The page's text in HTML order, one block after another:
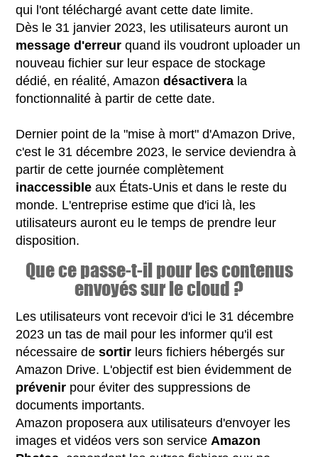
qui l'ont téléchargé avant cette date limite.
Dès le 31 janvier 2023, les utilisateurs auront un
message d'erreur quand ils voudront uploader un
nouveau fichier sur leur espace de stockage
dédié, en réalité, Amazondésactivera la
fonctionnalité à partir de cette date.
Dernier point de la "mise à mort" d'Amazon Drive,
c'est le 31 décembre 2023, le service deviendra à
partir de cette journée complètement
inaccessible aux États-Unis et dans le reste du
monde. L'entreprise estime que d'ici là, les
utilisateurs auront eu le temps de prendre leur
disposition.
Que ce passe-t-il pour les contenus
envoyés sur le cloud ?
Les utilisateurs vont recevoir d'ici le 31 décembre
2023 un tas de mail pour les informer qu'il est
nécessaire desortir leurs fichiers hébergés sur
Amazon Drive. L'objectif est bien évidemment de
prévenir pour éviter des suppressions de
documents importants.
Amazon proposera aux utilisateurs d'envoyer les
images et vidéos vers son service Amazon